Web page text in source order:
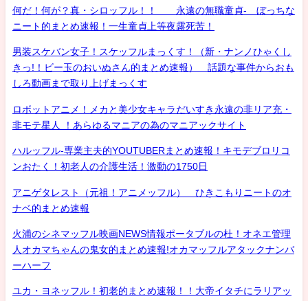
何だ！何が？真・シロッフル！！ 永遠の無職童貞- ぼっちな
ニート的まとめ速報！一生童貞上等夜露死苦！
男装スケバン女子！スケッフルまっくす！（新・ナンノひゃくし
きっ!！ビー玉のおいぬさん的まとめ速報） 話題な事件からおも
しろ動画まで取り上げまっくす
ロボットアニメ！メカと美少女キャラだいすき永遠の非リア充・
非モテ星人 ！あらゆるマニアの為のマニアックサイト
ハルッフル-専業主夫的YOUTUBERまとめ速報！キモデブロリコ
ンおたく！初老人の介護生活！激動の1750日
アニゲタレスト（元祖！アニメッフル） ひきこもりニートのオ
ナベ的まとめ速報
火浦のシネマッフル映画NEWS情報ポータブルの杜！オネエ管理
人オカマちゃんの鬼女的まとめ速報!オカマッフルアタックナンバ
ーハーフ
ユカ・ヨネッフル！初老的まとめ速報！！大帝イタチにラリアッ